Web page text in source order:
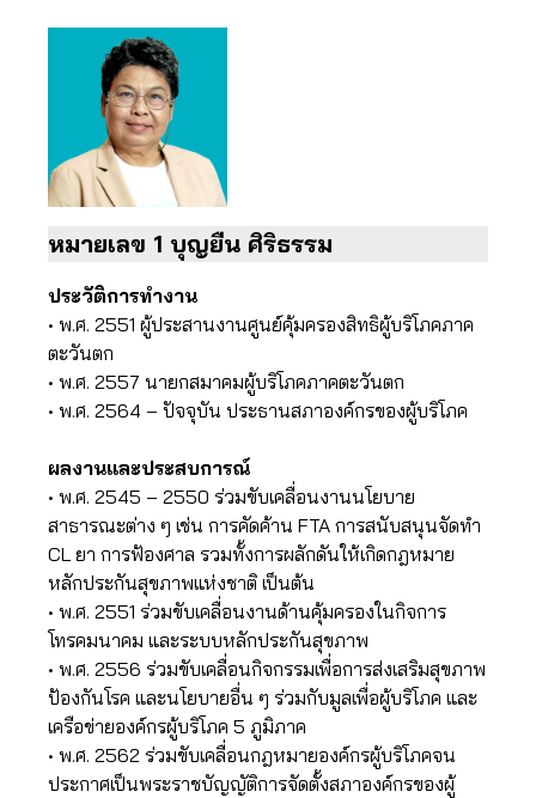
หมายเลข 1 บุญยืน ศิริธรรม
ประวัติการทำงาน
• พ.ศ. 2551 ผู้ประสานงานศูนย์คุ้มครองสิทธิผู้บริโภคภาค
ตะวันตก
• พ.ศ. 2557 นายกสมาคมผู้บริโภคภาคตะวันตก
• พ.ศ. 2564 – ปัจจุบัน ประธานสภาองค์กรของผู้บริโภค
ผลงานและประสบการณ์
• พ.ศ. 2545 – 2550 ร่วมขับเคลื่อนงานนโยบาย
สาธารณะต่าง ๆ เช่น การคัดค้าน FTA การสนับสนุนจัดทำ
CL ยา การฟ้องศาล รวมทั้งการผลักดันให้เกิดกฎหมาย
หลักประกันสุขภาพแห่งชาติ เป็นต้น
• พ.ศ. 2551 ร่วมขับเคลื่อนงานด้านคุ้มครองในกิจการ
โทรคมนาคม และระบบหลักประกันสุขภาพ
• พ.ศ. 2556 ร่วมขับเคลื่อนกิจกรรมเพื่อการส่งเสริมสุขภาพ
ป้องกันโรค และนโยบายอื่น ๆ ร่วมกับมูลเพื่อผู้บริโภค และ
เครือข่ายองค์กรผู้บริโภค 5 ภูมิภาค
• พ.ศ. 2562 ร่วมขับเคลื่อนกฎหมายองค์กรผู้บริโภคจน
ประกาศเป็นพระราชบัญญัติการจัดตั้งสภาองค์กรของผู้